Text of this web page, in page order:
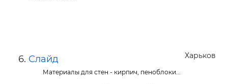
Харьков
Слайд
Материалы для стен - кирпич, пеноблоки...